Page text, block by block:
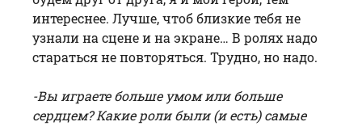
интереснее. Лучше, чтоб близкие тебя не
узнали на сцене и на экране… В ролях надо
стараться не повторяться. Трудно, но надо.
-Вы играете больше умом или больше
сердцем? Какие роли были (и есть) самые